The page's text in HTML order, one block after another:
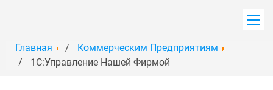
Главная
Главная
Коммерческим Предприятиям
1С:Управление Нашей Фирмой